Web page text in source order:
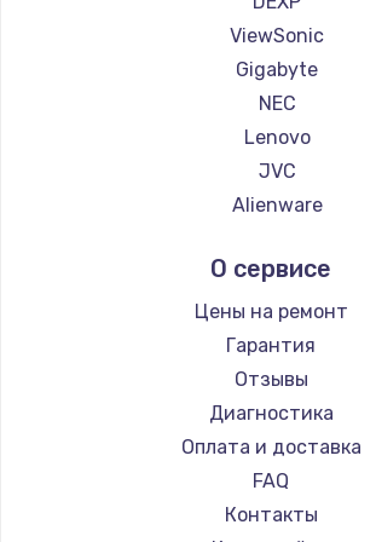
1260 руб.
Установка драйверов
725 руб.
Заказать
Заказать
Ремонт цепей питания
2500 руб.
Заказать
ViewSonic
Gigabyte
NEC
Lenovo
JVC
Alienware
Thunderobot
Hisense
АОС
Ardor
Machenike
iru
Titan Army
iFFALCON
О сервисе
Цены на ремонт
Гарантия
Отзывы
Диагностика
Оплата и доставка
FAQ
Контакты